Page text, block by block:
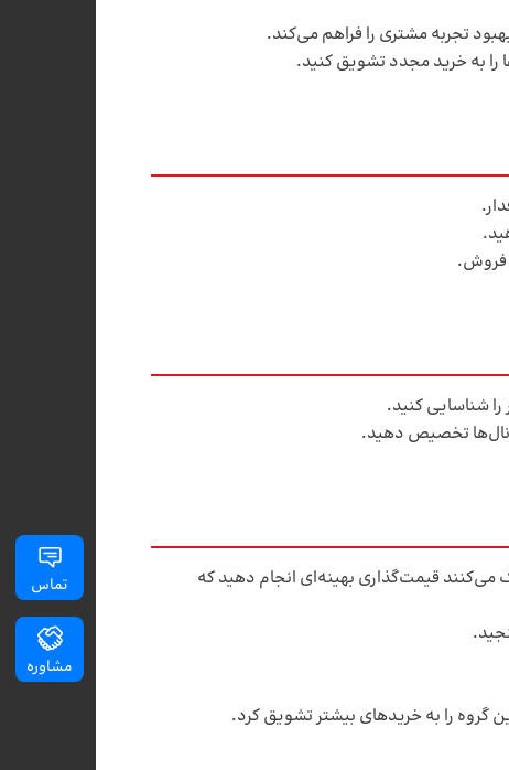
تجربه مشتری را فراهم می‌کند.
را به خرید مجدد تشویق کنید.
فروش.
را شناسایی کنید.
کانال‌ها تخصیص دهید.
می‌کنند قیمت‌گذاری بهینه‌ای انجام دهید که
را به خریدهای بیشتر تشویق کرد.
تماس
مشاوره